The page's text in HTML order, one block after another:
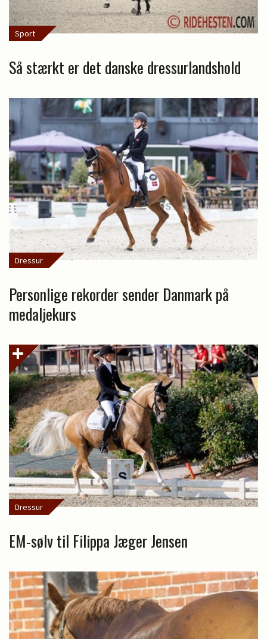
Sport
Så stærkt er det danske dressurlandshold
Dressur
Personlige rekorder sender Danmark på
medaljekurs
Dressur
EM-sølv til Filippa Jæger Jensen